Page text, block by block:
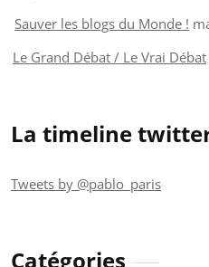
Sauver les blogs du Monde !
Le Grand Débat / Le Vrai Débat
La timeline
Tweets by @pablo_paris
Catégories